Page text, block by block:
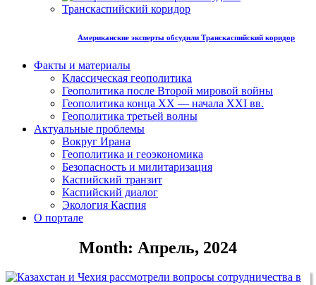
Американские эксперты обсудили Транскаспийский коридор
Факты и материалы
Классическая геополитика
Геополитика после Второй мировой войны
Геополитика конца XX — начала XXI вв.
Геополитика третьей волны
Актуальные проблемы
Вокруг Ирана
Геополитика и геоэкономика
Безопасность и милитаризация
Каспийский транзит
Каспийский диалог
Экология Каспия
О портале
Month: Апрель, 2024